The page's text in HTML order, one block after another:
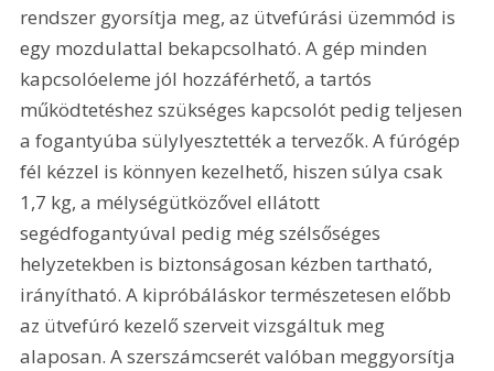
rendszer gyorsítja meg, az ütvefúrási üzemmód is
egy mozdulattal bekapcsolható. A gép minden
kapcsolóeleme jól hozzáférhető, a tartós
működtetéshez szükséges kapcsolót pedig teljesen
a fogantyúba sülylyesztették a tervezők. A fúrógép
fél kézzel is könnyen kezelhető, hiszen súlya csak
1,7 kg, a mélységütközővel ellátott
segédfogantyúval pedig még szélsőséges
helyzetekben is biztonságosan kézben tartható,
irányítható. A kipróbáláskor természetesen előbb
az ütvefúró kezelő szerveit vizsgáltuk meg
alaposan. A szerszámcserét valóban meggyorsítja